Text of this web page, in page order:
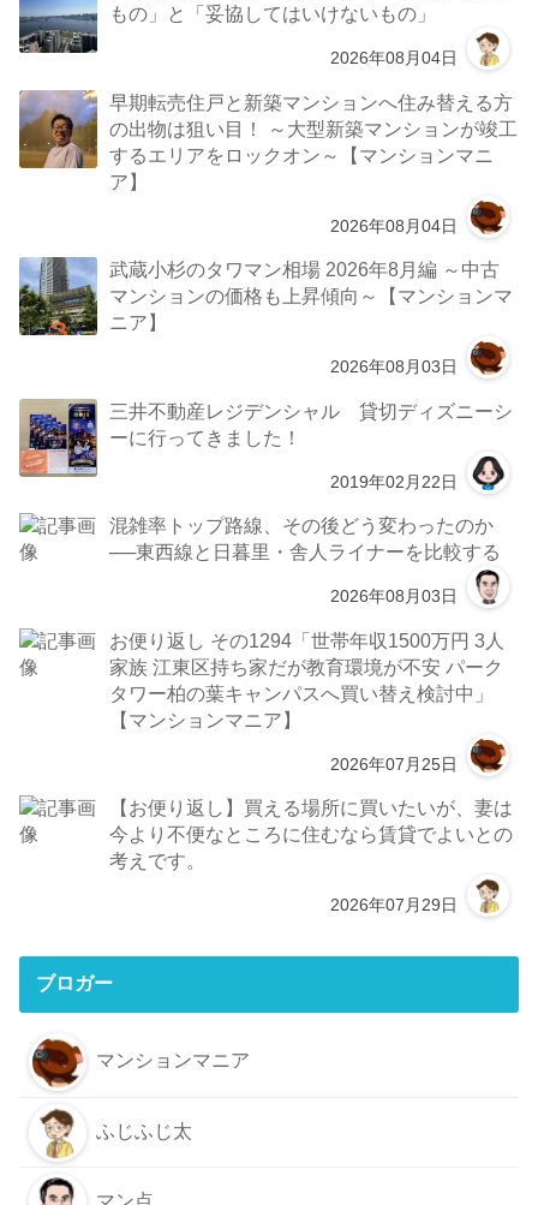
もの」と「妥協してはいけないもの」
2026年08月04日
早期転売住戸と新築マンションへ住み替える方
の出物は狙い目！ ～大型新築マンションが竣工
するエリアをロックオン～【マンションマニ
ア】
2026年08月04日
武蔵小杉のタワマン相場 2026年8月編 ～中古
マンションの価格も上昇傾向～【マンションマ
ニア】
2026年08月03日
三井不動産レジデンシャル 貸切ディズニーシ
ーに行ってきました！
2019年02月22日
混雑率トップ路線、その後どう変わったのか
──東西線と日暮里・舎人ライナーを比較する
2026年08月03日
お便り返し その1294「世帯年収1500万円 3人
家族 江東区持ち家だが教育環境が不安 パーク
タワー柏の葉キャンパスへ買い替え検討中」
【マンションマニア】
2026年07月25日
【お便り返し】買える場所に買いたいが、妻は
今より不便なところに住むなら賃貸でよいとの
考えです。
2026年07月29日
ブロガー
マンションマニア
ふじふじ太